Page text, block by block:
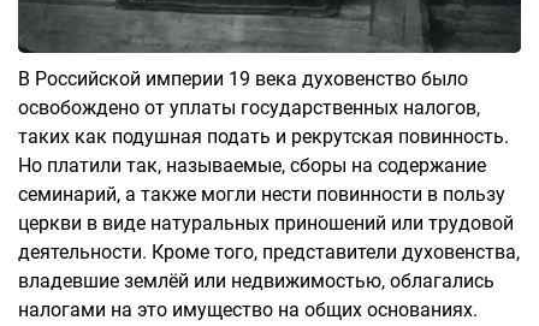
В Российской империи 19 века духовенство было
освобождено от уплаты государственных налогов,
таких как подушная подать и рекрутская повинность.
Но платили так, называемые, сборы на содержание
семинарий, а также могли нести повинности в пользу
церкви в виде натуральных приношений или трудовой
деятельности. Кроме того, представители духовенства,
владевшие землёй или недвижимостью, облагались
налогами на это имущество на общих основаниях.